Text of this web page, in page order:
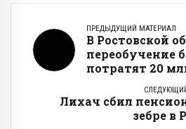
ПРЕДЫДУЩИЙ МАТЕРИАЛ
В Ростовской
переобучение
потратят 20
Лихач сбил
зебре в